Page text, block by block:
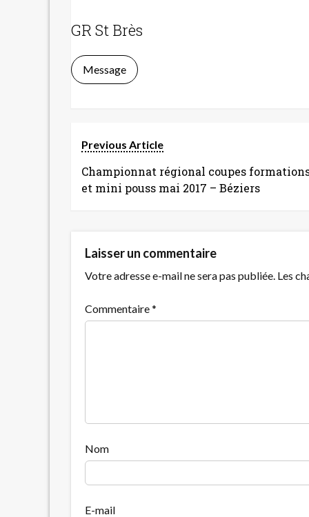
GR St Brès
Message
Previous Article
Championnat régional coupes
et mini pouss mai 2017 – Béziers
Laisser un commentaire
Votre adresse e-mail ne sera pas publiée. Les
Commentaire*
Nom
E-mail